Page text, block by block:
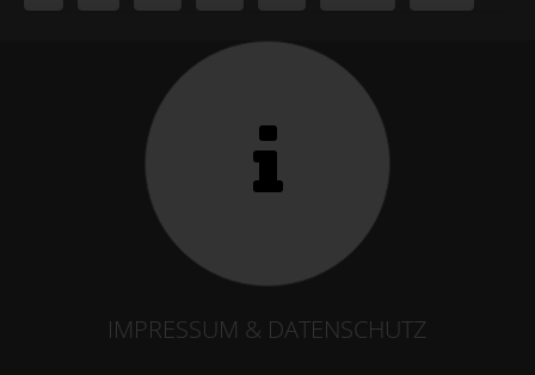
IMPRESSUM & DATENSCHUTZ